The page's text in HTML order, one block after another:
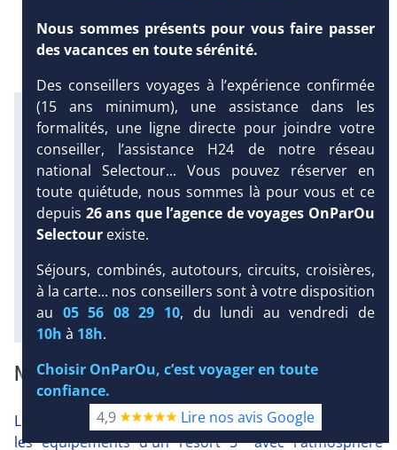
DEMANDE
D’INFORMATIONS
Infos météo :
29 °C
2 mm
23 °C
Infos plages :
Dist.Distance:
900 m
Long. Longueur:
430 m
Équipement :
329
Tx: 46 %
Distance depuis l'hôtel : 31 km
Diaporama
NOTRE AVIS
Le Gran Castillo Tagoro 5* allie avec brio le confort et
les équipements d'un resort 5* avec l'atmosphère
Nous sommes présents pour vous faire passer
des vacances en toute sérénité.
Des conseillers voyages à l’expérience confirmée
(15 ans minimum), une assistance dans les
formalités, une ligne directe pour joindre votre
conseiller, l’assistance H24 de notre réseau
national Selectour... Vous pouvez réserver en
toute quiétude, nous sommes là pour vous et ce
depuis 26 ans que l’agence de voyages OnParOu
Selectour existe.
Séjours, combinés, autotours, circuits, croisières,
à la carte... nos conseillers sont à votre disposition
au 05 56 08 29 10, du lundi au vendredi de
10h à 18h.
Choisir OnParOu, c’est voyager en toute
confiance.
4,9
Lire nos avis Google